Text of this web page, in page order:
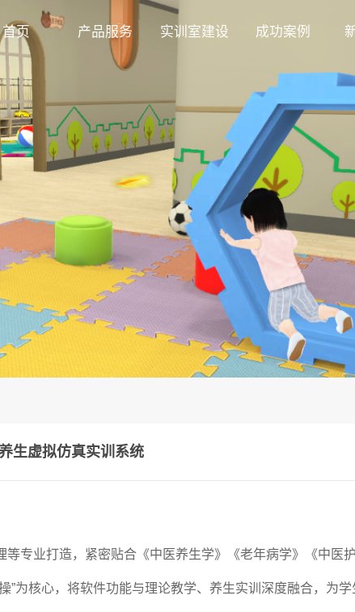
首页 产品服务 实训室建设 成功案例
生虚拟仿真实训系统
专业打造，紧密贴合《中医养生学》《老年病学》《中医
为核心，将软件功能与理论教学、养生实训深度融合，为